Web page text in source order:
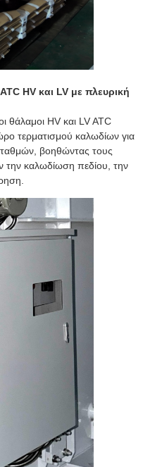
HV και LV με πλευρική
θάλαμοι HV και LV ATC
τερματισμού καλωδίων για
βοηθώντας τους
την καλωδίωση πεδίου, την